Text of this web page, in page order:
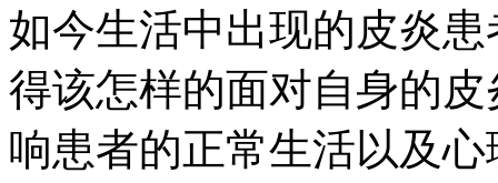
如今生活中出现的皮炎
得该怎样的面对自身的
响患者的正常生活以及